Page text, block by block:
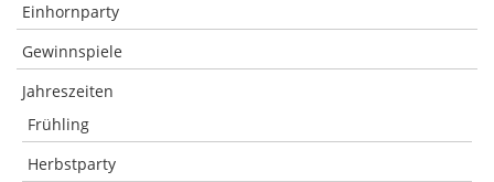
Einhornparty
Gewinnspiele
Jahreszeiten
Frühling
Herbstparty